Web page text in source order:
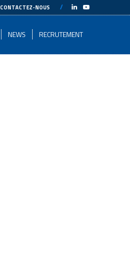
CONTACTEZ-NOUS //
NEWS RECRUTEMENT